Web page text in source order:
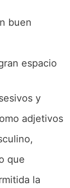
buen
espacio
y
adjetivos
que
la